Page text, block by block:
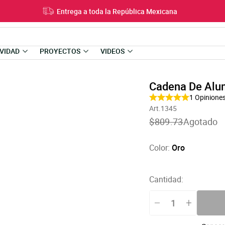
Entrega a toda la República Mexicana
PROYECTOS VIDEOS
Cadena De
1
Art.1345
Translation
missing:
$809.73Agotado
Color:Oro
Cantidad: